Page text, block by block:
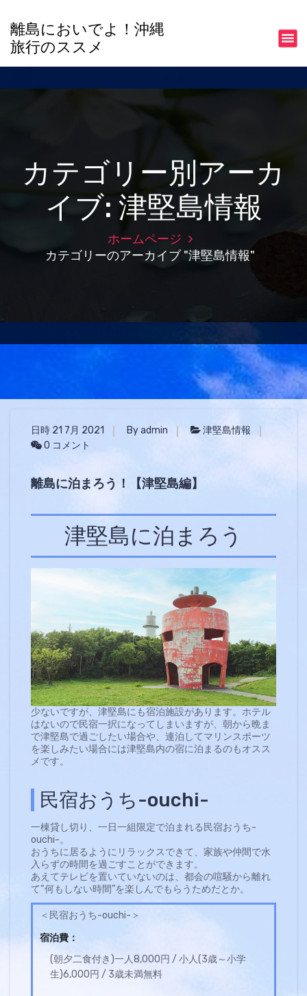
ツ
離島においでよ！沖縄
旅行のススメ
カテゴリー別アーカ
イブ: 津堅島情報
ホームページ
カテゴリーのアーカイブ "津堅島情報"
日時 21 7月 2021 By admin
津堅島情報
0 コメント
離島に泊まろう！【津堅島編】
津堅島に泊まろう
少ないですが、津堅島にも宿泊施設があります。ホテル
はないので民宿一択になってしまいますが、朝から晩ま
で津堅島で過ごしたい場合や、連泊してマリンスポーツ
を楽しみたい場合には津堅島内の宿に泊まるのもオスス
メです。
民宿おうち-ouchi-
一棟貸し切り、一日一組限定で泊まれる民宿おうち-
ouchi-。
おうちに居るようにリラックスできて、家族や仲間で水
入らずの時間を過ごすことができます。
あえてテレビを置いていないのは、都会の喧騒から離れ
て“何もしない時間”を楽しんでもらうためだとか。
＜民宿おうち-ouchi-＞
宿泊費：
(朝夕二食付き)一人8,000円 / 小人(3歳～小学
生)6,000円 / 3歳未満無料